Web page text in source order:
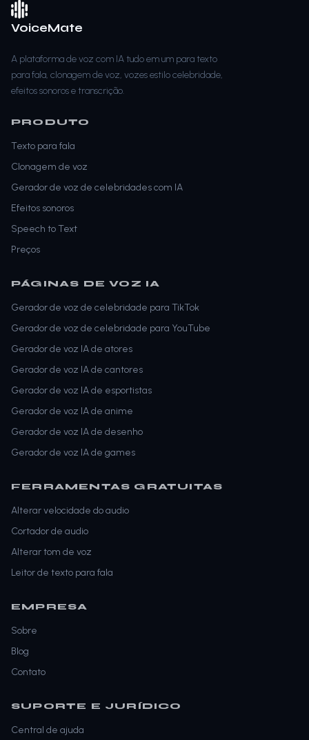
VoiceMate
A plataforma de voz com IA tudo em um para texto
para fala, clonagem de voz, vozes estilo celebridade,
efeitos sonoros e transcrição.
PRODUTO
Texto para fala
Clonagem de voz
Gerador de voz de celebridades com IA
Efeitos sonoros
Speech to Text
Preços
PÁGINAS DE VOZ IA
Gerador de voz de celebridade para TikTok
Gerador de voz de celebridade para YouTube
Gerador de voz IA de atores
Gerador de voz IA de cantores
Gerador de voz IA de esportistas
Gerador de voz IA de anime
Gerador de voz IA de desenho
Gerador de voz IA de games
FERRAMENTAS GRATUITAS
Alterar velocidade do audio
Cortador de audio
Alterar tom de voz
Leitor de texto para fala
EMPRESA
Sobre
Blog
Contato
SUPORTE E JURÍDICO
Central de ajuda